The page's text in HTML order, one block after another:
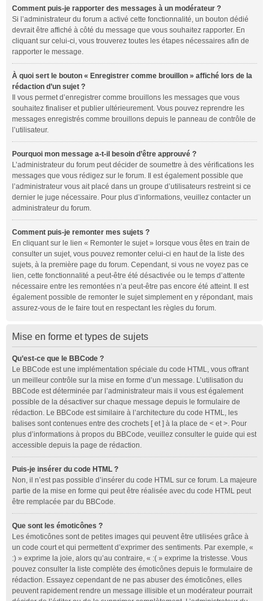
Comment puis-je rapporter des messages à un modérateur ?
Si l’administrateur du forum a activé cette fonctionnalité, un bouton dédié
devrait être affiché à côté du message que vous souhaitez rapporter. En
cliquant sur celui-ci, vous trouverez toutes les étapes nécessaires afin de
rapporter le message.
À quoi sert le bouton « Enregistrer comme brouillon » affiché lors de la
rédaction d’un sujet ?
Il vous permet d’enregistrer comme brouillons les messages que vous
souhaitez finaliser et publier ultérieurement. Vous pouvez reprendre les
messages enregistrés comme brouillons depuis le panneau de contrôle de
l’utilisateur.
Pourquoi mon message a-t-il besoin d’être approuvé ?
L’administrateur du forum peut décider de soumettre à des vérifications les
messages que vous rédigez sur le forum. Il est également possible que
l’administrateur vous ait placé dans un groupe d’utilisateurs restreint si ce
dernier le juge nécessaire. Pour plus d’informations, veuillez contacter un
administrateur du forum.
Comment puis-je remonter mes sujets ?
En cliquant sur le lien « Remonter le sujet » lorsque vous êtes en train de
consulter un sujet, vous pouvez remonter celui-ci en haut de la liste des
sujets, à la première page du forum. Cependant, si vous ne voyez pas ce
lien, cette fonctionnalité a peut-être été désactivée ou le temps d’attente
nécessaire entre les remontées n’a peut-être pas encore été atteint. Il est
également possible de remonter le sujet simplement en y répondant, mais
assurez-vous de le faire tout en respectant les règles du forum.
Mise en forme et types de sujets
Qu’est-ce que le BBCode ?
Le BBCode est une implémentation spéciale du code HTML, vous offrant
un meilleur contrôle sur la mise en forme d’un message. L’utilisation du
BBCode est déterminée par l’administrateur mais il vous est également
possible de la désactiver sur chaque message depuis le formulaire de
rédaction. Le BBCode est similaire à l’architecture du code HTML, les
balises sont contenues entre des crochets [ et ] à la place de < et >. Pour
plus d’informations à propos du BBCode, veuillez consulter le guide qui est
accessible depuis la page de rédaction.
Puis-je insérer du code HTML ?
Non, il n’est pas possible d’insérer du code HTML sur ce forum. La majeure
partie de la mise en forme qui peut être réalisée avec du code HTML peut
être remplacée par du BBCode.
Que sont les émoticônes ?
Les émoticônes sont de petites images qui peuvent être utilisées grâce à
un code court et qui permettent d’exprimer des sentiments. Par exemple, «
:) » exprime la joie, alors qu’au contraire, « :( » exprime la tristesse. Vous
pouvez consulter la liste complète des émoticônes depuis le formulaire de
rédaction. Essayez cependant de ne pas abuser des émoticônes, elles
peuvent rapidement rendre un message illisible et un modérateur pourrait